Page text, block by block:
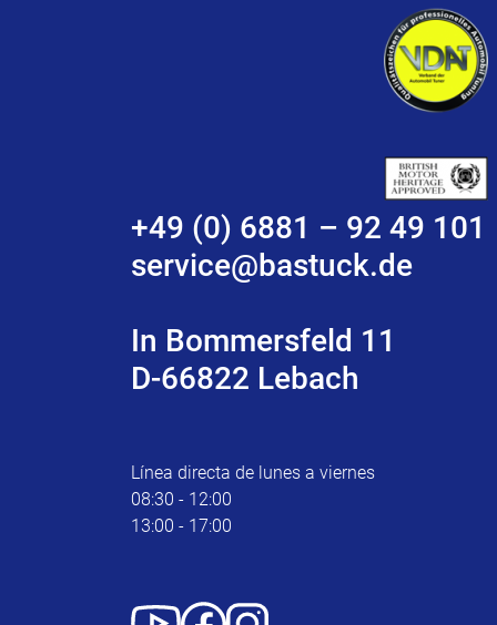
+49 (0) 6881 – 92 49 101
service@bastuck.de
In Bommersfeld 11
D-66822 Lebach
Línea directa de lunes a viernes
08:30 - 12:00
13:00 - 17:00